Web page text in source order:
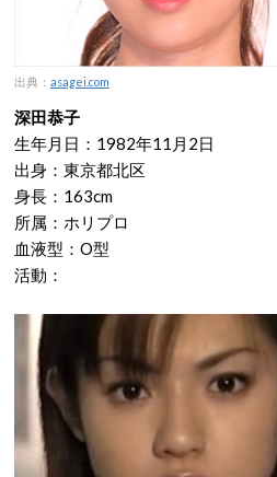
出典： asagei.com
深田恭子
生年月日：1982年11月2日
出身：東京都北区
身長：163cm
所属：ホリプロ
血液型：O型
活動：